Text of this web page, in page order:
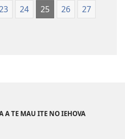
ao
24 25 26
27
TE MAU ITE NO IEHOVA